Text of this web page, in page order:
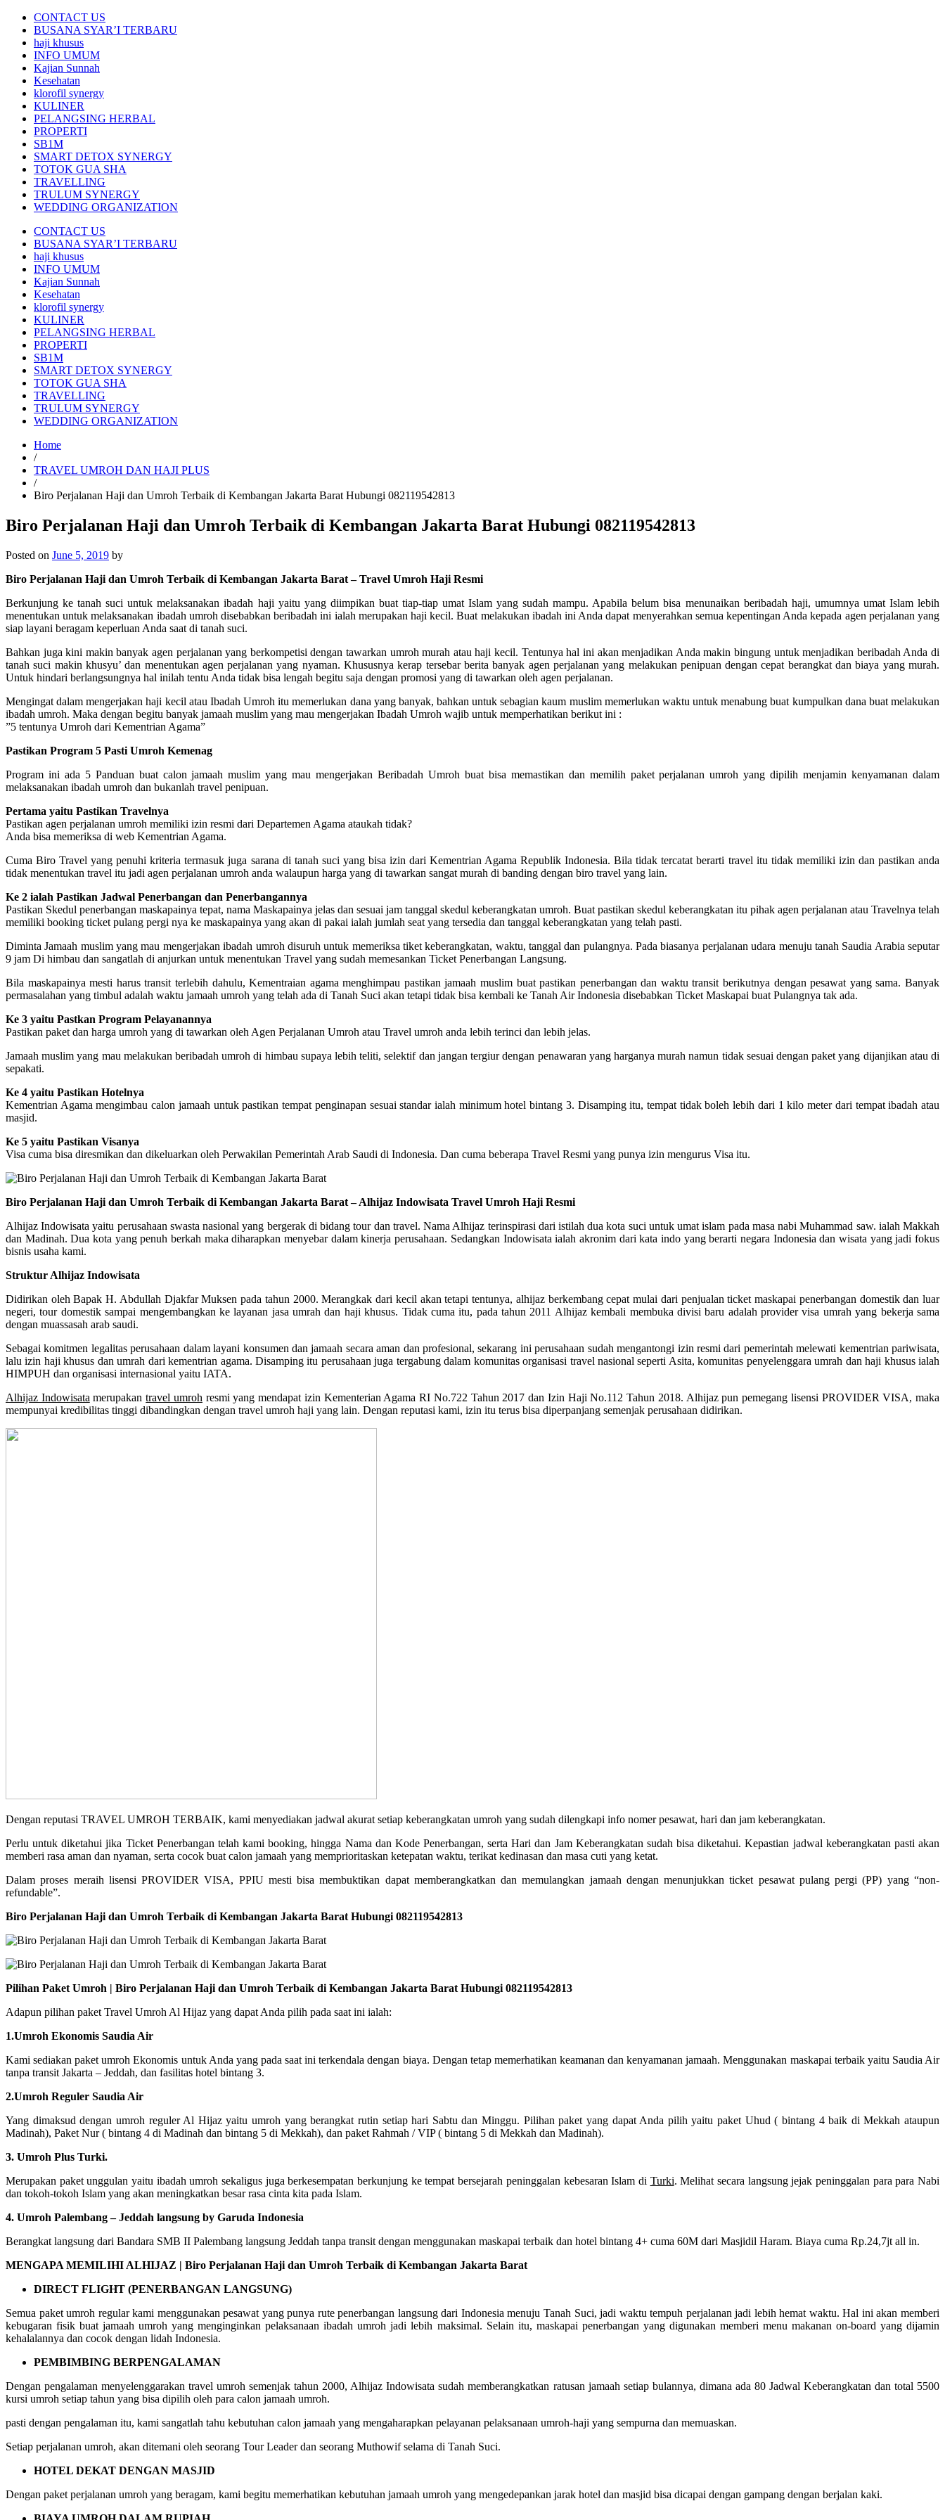
CONTACT US
BUSANA SYAR’I TERBARU
haji khusus
INFO UMUM
Kajian Sunnah
Kesehatan
klorofil synergy
KULINER
PELANGSING HERBAL
PROPERTI
SB1M
SMART DETOX SYNERGY
TOTOK GUA SHA
TRAVELLING
TRULUM SYNERGY
WEDDING ORGANIZATION
CONTACT US
BUSANA SYAR’I TERBARU
haji khusus
INFO UMUM
Kajian Sunnah
Kesehatan
klorofil synergy
KULINER
PELANGSING HERBAL
PROPERTI
SB1M
SMART DETOX SYNERGY
TOTOK GUA SHA
TRAVELLING
TRULUM SYNERGY
WEDDING ORGANIZATION
Home
/
TRAVEL UMROH DAN HAJI PLUS
/
Biro Perjalanan Haji dan Umroh Terbaik di Kembangan Jakarta Barat Hubungi 082119542813
Biro Perjalanan Haji dan Umroh Terbaik di Kembangan Jakarta Barat Hubungi 082119542813
Posted on June 5, 2019 by
Biro Perjalanan Haji dan Umroh Terbaik di Kembangan Jakarta Barat – Travel Umroh Haji Resmi
Berkunjung ke tanah suci untuk melaksanakan ibadah haji yaitu yang diimpikan buat tiap-tiap umat Islam yang sudah mampu. Apabila belum bisa menunaikan beribadah haji, umumnya umat Islam lebih
menentukan untuk melaksanakan ibadah umroh disebabkan beribadah ini ialah merupakan haji kecil. Buat melakukan ibadah ini Anda dapat menyerahkan semua kepentingan Anda kepada agen perjalanan yang
siap layani beragam keperluan Anda saat di tanah suci.
Bahkan juga kini makin banyak agen perjalanan yang berkompetisi dengan tawarkan umroh murah atau haji kecil. Tentunya hal ini akan menjadikan Anda makin bingung untuk menjadikan beribadah Anda di
tanah suci makin khusyu’ dan menentukan agen perjalanan yang nyaman. Khususnya kerap tersebar berita banyak agen perjalanan yang melakukan penipuan dengan cepat berangkat dan biaya yang murah.
Untuk hindari berlangsungnya hal inilah tentu Anda tidak bisa lengah begitu saja dengan promosi yang di tawarkan oleh agen perjalanan.
Mengingat dalam mengerjakan haji kecil atau Ibadah Umroh itu memerlukan dana yang banyak, bahkan untuk sebagian kaum muslim memerlukan waktu untuk menabung buat kumpulkan dana buat melakukan
ibadah umroh. Maka dengan begitu banyak jamaah muslim yang mau mengerjakan Ibadah Umroh wajib untuk memperhatikan berikut ini :
”5 tentunya Umroh dari Kementrian Agama”
Pastikan Program 5 Pasti Umroh Kemenag
Program ini ada 5 Panduan buat calon jamaah muslim yang mau mengerjakan Beribadah Umroh buat bisa memastikan dan memilih paket perjalanan umroh yang dipilih menjamin kenyamanan dalam
melaksanakan ibadah umroh dan bukanlah travel penipuan.
Pertama yaitu Pastikan Travelnya
Pastikan agen perjalanan umroh memiliki izin resmi dari Departemen Agama ataukah tidak?
Anda bisa memeriksa di web Kementrian Agama.
Cuma Biro Travel yang penuhi kriteria termasuk juga sarana di tanah suci yang bisa izin dari Kementrian Agama Republik Indonesia. Bila tidak tercatat berarti travel itu tidak memiliki izin dan pastikan anda
tidak menentukan travel itu jadi agen perjalanan umroh anda walaupun harga yang di tawarkan sangat murah di banding dengan biro travel yang lain.
Ke 2 ialah Pastikan Jadwal Penerbangan dan Penerbangannya
Pastikan Skedul penerbangan maskapainya tepat, nama Maskapainya jelas dan sesuai jam tanggal skedul keberangkatan umroh. Buat pastikan skedul keberangkatan itu pihak agen perjalanan atau Travelnya telah
memiliki booking ticket pulang pergi nya ke maskapainya yang akan di pakai ialah jumlah seat yang tersedia dan tanggal keberangkatan yang telah pasti.
Diminta Jamaah muslim yang mau mengerjakan ibadah umroh disuruh untuk memeriksa tiket keberangkatan, waktu, tanggal dan pulangnya. Pada biasanya perjalanan udara menuju tanah Saudia Arabia seputar
9 jam Di himbau dan sangatlah di anjurkan untuk menentukan Travel yang sudah memesankan Ticket Penerbangan Langsung.
Bila maskapainya mesti harus transit terlebih dahulu, Kementraian agama menghimpau pastikan jamaah muslim buat pastikan penerbangan dan waktu transit berikutnya dengan pesawat yang sama. Banyak
permasalahan yang timbul adalah waktu jamaah umroh yang telah ada di Tanah Suci akan tetapi tidak bisa kembali ke Tanah Air Indonesia disebabkan Ticket Maskapai buat Pulangnya tak ada.
Ke 3 yaitu Pastkan Program Pelayanannya
Pastikan paket dan harga umroh yang di tawarkan oleh Agen Perjalanan Umroh atau Travel umroh anda lebih terinci dan lebih jelas.
Jamaah muslim yang mau melakukan beribadah umroh di himbau supaya lebih teliti, selektif dan jangan tergiur dengan penawaran yang harganya murah namun tidak sesuai dengan paket yang dijanjikan atau di
sepakati.
Ke 4 yaitu Pastikan Hotelnya
Kementrian Agama mengimbau calon jamaah untuk pastikan tempat penginapan sesuai standar ialah minimum hotel bintang 3. Disamping itu, tempat tidak boleh lebih dari 1 kilo meter dari tempat ibadah atau
masjid.
Ke 5 yaitu Pastikan Visanya
Visa cuma bisa diresmikan dan dikeluarkan oleh Perwakilan Pemerintah Arab Saudi di Indonesia. Dan cuma beberapa Travel Resmi yang punya izin mengurus Visa itu.
Biro Perjalanan Haji dan Umroh Terbaik di Kembangan Jakarta Barat – Alhijaz Indowisata Travel Umroh Haji Resmi
Alhijaz Indowisata yaitu perusahaan swasta nasional yang bergerak di bidang tour dan travel. Nama Alhijaz terinspirasi dari istilah dua kota suci untuk umat islam pada masa nabi Muhammad saw. ialah Makkah
dan Madinah. Dua kota yang penuh berkah maka diharapkan menyebar dalam kinerja perusahaan. Sedangkan Indowisata ialah akronim dari kata indo yang berarti negara Indonesia dan wisata yang jadi fokus
bisnis usaha kami.
Struktur Alhijaz Indowisata
Didirikan oleh Bapak H. Abdullah Djakfar Muksen pada tahun 2000. Merangkak dari kecil akan tetapi tentunya, alhijaz berkembang cepat mulai dari penjualan ticket maskapai penerbangan domestik dan luar
negeri, tour domestik sampai mengembangkan ke layanan jasa umrah dan haji khusus. Tidak cuma itu, pada tahun 2011 Alhijaz kembali membuka divisi baru adalah provider visa umrah yang bekerja sama
dengan muassasah arab saudi.
Sebagai komitmen legalitas perusahaan dalam layani konsumen dan jamaah secara aman dan profesional, sekarang ini perusahaan sudah mengantongi izin resmi dari pemerintah melewati kementrian pariwisata,
lalu izin haji khusus dan umrah dari kementrian agama. Disamping itu perusahaan juga tergabung dalam komunitas organisasi travel nasional seperti Asita, komunitas penyelenggara umrah dan haji khusus ialah
HIMPUH dan organisasi internasional yaitu IATA.
Alhijaz Indowisata merupakantravel umroh resmi yang mendapat izin Kementerian Agama RI No.722 Tahun 2017 dan Izin Haji No.112 Tahun 2018. Alhijaz pun pemegang lisensi PROVIDER VISA, maka
mempunyai kredibilitas tinggi dibandingkan dengan travel umroh haji yang lain. Dengan reputasi kami, izin itu terus bisa diperpanjang semenjak perusahaan didirikan.
Dengan reputasi TRAVEL UMROH TERBAIK, kami menyediakan jadwal akurat setiap keberangkatan umroh yang sudah dilengkapi info nomer pesawat, hari dan jam keberangkatan.
Perlu untuk diketahui jika Ticket Penerbangan telah kami booking, hingga Nama dan Kode Penerbangan, serta Hari dan Jam Keberangkatan sudah bisa diketahui. Kepastian jadwal keberangkatan pasti akan
memberi rasa aman dan nyaman, serta cocok buat calon jamaah yang memprioritaskan ketepatan waktu, terikat kedinasan dan masa cuti yang ketat.
Dalam proses meraih lisensi PROVIDER VISA, PPIU mesti bisa membuktikan dapat memberangkatkan dan memulangkan jamaah dengan menunjukkan ticket pesawat pulang pergi (PP) yang “non-
refundable”.
Biro Perjalanan Haji dan Umroh Terbaik di Kembangan Jakarta Barat Hubungi 082119542813
Pilihan Paket Umroh | Biro Perjalanan Haji dan Umroh Terbaik di Kembangan Jakarta Barat Hubungi 082119542813
Adapun pilihan paket Travel Umroh Al Hijaz yang dapat Anda pilih pada saat ini ialah:
1.Umroh Ekonomis Saudia Air
Kami sediakan paket umroh Ekonomis untuk Anda yang pada saat ini terkendala dengan biaya. Dengan tetap memerhatikan keamanan dan kenyamanan jamaah. Menggunakan maskapai terbaik yaitu Saudia Air
tanpa transit Jakarta – Jeddah, dan fasilitas hotel bintang 3.
2.Umroh Reguler Saudia Air
Yang dimaksud dengan umroh reguler Al Hijaz yaitu umroh yang berangkat rutin setiap hari Sabtu dan Minggu. Pilihan paket yang dapat Anda pilih yaitu paket Uhud ( bintang 4 baik di Mekkah ataupun
Madinah), Paket Nur ( bintang 4 di Madinah dan bintang 5 di Mekkah), dan paket Rahmah / VIP ( bintang 5 di Mekkah dan Madinah).
3. Umroh Plus Turki.
Merupakan paket unggulan yaitu ibadah umroh sekaligus juga berkesempatan berkunjung ke tempat bersejarah peninggalan kebesaran Islam di Turki. Melihat secara langsung jejak peninggalan para para Nabi
dan tokoh-tokoh Islam yang akan meningkatkan besar rasa cinta kita pada Islam.
4. Umroh Palembang – Jeddah langsung by Garuda Indonesia
Berangkat langsung dari Bandara SMB II Palembang langsung Jeddah tanpa transit dengan menggunakan maskapai terbaik dan hotel bintang 4+ cuma 60M dari Masjidil Haram. Biaya cuma Rp.24,7jt all in.
MENGAPA MEMILIHI ALHIJAZ | Biro Perjalanan Haji dan Umroh Terbaik di Kembangan Jakarta Barat
DIRECT FLIGHT (PENERBANGAN LANGSUNG)
Semua paket umroh regular kami menggunakan pesawat yang punya rute penerbangan langsung dari Indonesia menuju Tanah Suci, jadi waktu tempuh perjalanan jadi lebih hemat waktu. Hal ini akan memberi
kebugaran fisik buat jamaah umroh yang menginginkan pelaksanaan ibadah umroh jadi lebih maksimal. Selain itu, maskapai penerbangan yang digunakan memberi menu makanan on-board yang dijamin
kehalalannya dan cocok dengan lidah Indonesia.
PEMBIMBING BERPENGALAMAN
Dengan pengalaman menyelenggarakan travel umroh semenjak tahun 2000, Alhijaz Indowisata sudah memberangkatkan ratusan jamaah setiap bulannya, dimana ada 80 Jadwal Keberangkatan dan total 5500
kursi umroh setiap tahun yang bisa dipilih oleh para calon jamaah umroh.
pasti dengan pengalaman itu, kami sangatlah tahu kebutuhan calon jamaah yang mengaharapkan pelayanan pelaksanaan umroh-haji yang sempurna dan memuaskan.
Setiap perjalanan umroh, akan ditemani oleh seorang Tour Leader dan seorang Muthowif selama di Tanah Suci.
HOTEL DEKAT DENGAN MASJID
Dengan paket perjalanan umroh yang beragam, kami begitu memerhatikan kebutuhan jamaah umroh yang mengedepankan jarak hotel dan masjid bisa dicapai dengan gampang dengan berjalan kaki.